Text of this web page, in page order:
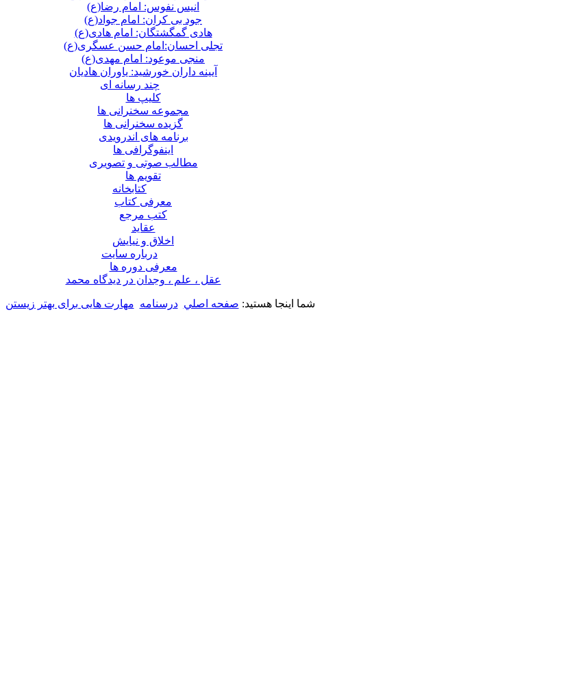
انیس نفوس: امام رضا(ع)
جود بی کران: امام جواد(ع)
هادی گمگشتگان: امام هادی(ع)
تجلی احسان:امام حسن عسگری(ع)
منجی موعود: امام مهدی(ع)
آیینه داران خورشید: یاوران هادیان
چند رسانه ای
کلیپ ها
مجموعه سخنرانی ها
گزیده سخنرانی ها
برنامه های اندرویدی
اینفوگرافی ها
مطالب صوتی و تصویری
تقویم ها
كتابخانه
معرفی کتاب
کتب مرجع
عقاید
اخلاق و نیایش
درباره سايت
معرفی دوره ها
عقل ، علم ، وجدان در ديدگاه محمد
شما اینجا هستید: صفحه اصلي درسنامه مهارت هایی برای بهتر زیستن